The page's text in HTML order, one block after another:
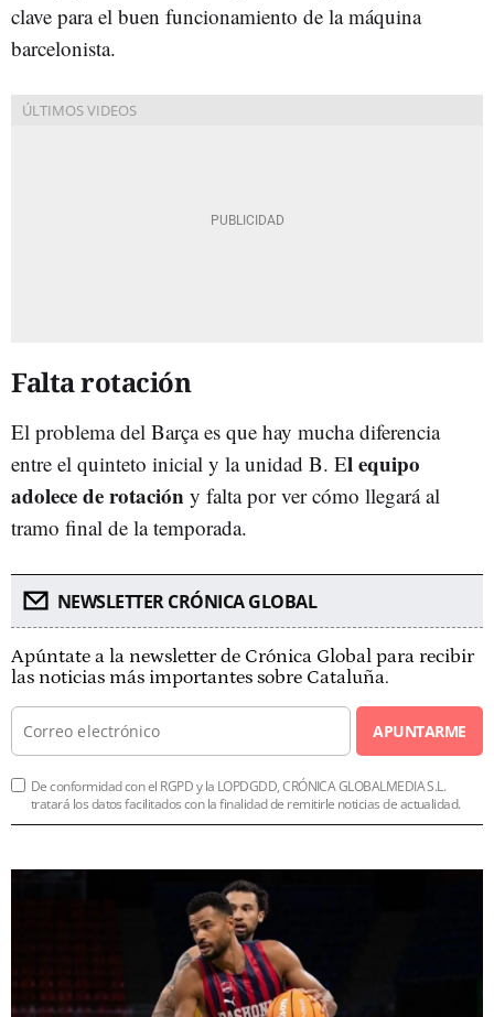
clave para el buen funcionamiento de la máquina
barcelonista.
Falta rotación
El problema del Barça es que hay mucha diferencia
entre el quinteto inicial y la unidad B. El equipo
adolece de rotación y falta por ver cómo llegará al
tramo final de la temporada.
NEWSLETTER CRÓNICA GLOBAL
Apúntate a la newsletter de Crónica Global para recibir
las noticias más importantes sobre Cataluña.
APUNTARME
De conformidad con el RGPD y la LOPDGDD, CRÓNICA GLOBALMEDIA S.L.
tratará los datos facilitados con la finalidad de remitirle noticias de actualidad.